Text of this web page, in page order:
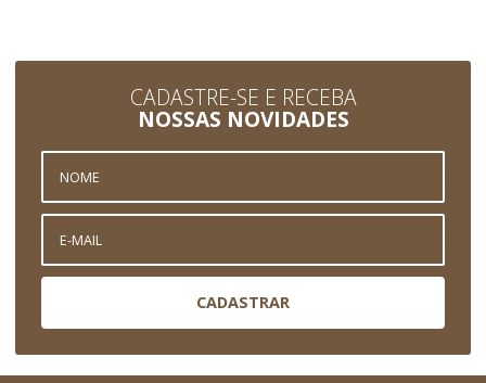
CADASTRE-SE E RECEBA
NOSSAS NOVIDADES
CADASTRAR